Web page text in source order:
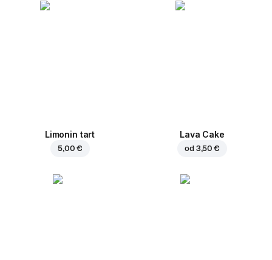
Limonin tart
5,00 €
Lava Cake
od 3,50 €